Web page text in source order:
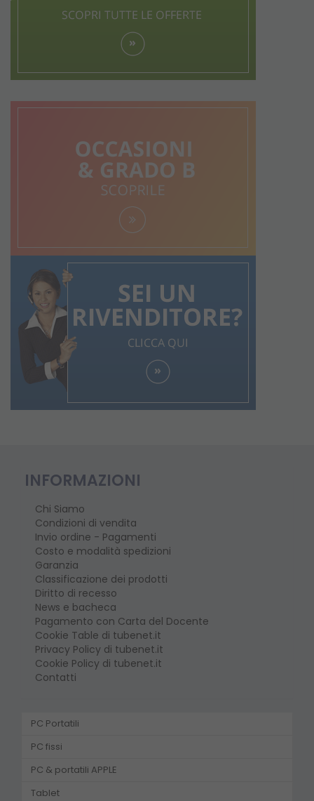
INFORMAZIONI
Chi Siamo
Condizioni di vendita
Invio ordine - Pagamenti
Costo e modalità spedizioni
Garanzia
Classificazione dei prodotti
Diritto di recesso
News e bacheca
Pagamento con Carta del Docente
Cookie Table di tubenet.it
Privacy Policy di tubenet.it
Cookie Policy di tubenet.it
Contatti
PC Portatili
PC fissi
PC & portatili APPLE
Tablet